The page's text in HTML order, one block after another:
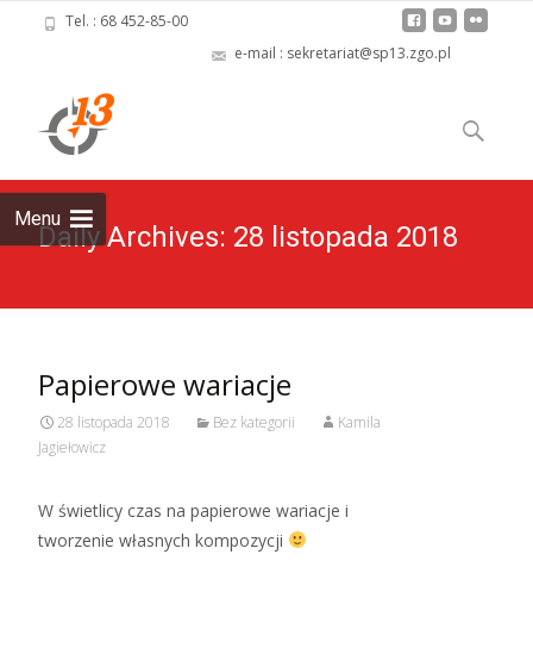
Tel. : 68 452-85-00
e-mail : sekretariat@sp13.zgo.pl
Menu
to
content
Szukaj:
Daily Archives: 28 listopada 2018
Papierowe wariacje
28 listopada 2018 Bez kategorii
Kamila
Jagiełowicz
W świetlicy czas na papierowe wariacje i
tworzenie własnych kompozycji